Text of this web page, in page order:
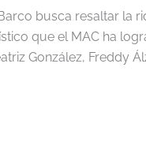
busca resaltar la
que el MAC ha
González, Freddy